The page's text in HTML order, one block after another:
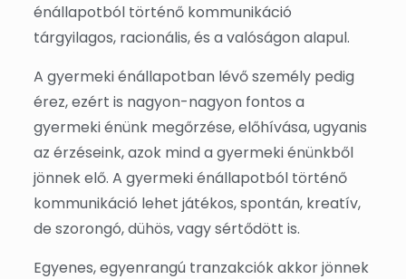
énállapotból történő kommunikáció
tárgyilagos, racionális, és a valóságon alapul.
A gyermeki énállapotban lévő személy pedig
érez, ezért is nagyon-nagyon fontos a
gyermeki énünk megőrzése, előhívása, ugyanis
az érzéseink, azok mind a gyermeki énünkből
jönnek elő. A gyermeki énállapotból történő
kommunikáció lehet játékos, spontán, kreatív,
de szorongó, dühös, vagy sértődött is.
Egyenes, egyenrangú tranzakciók akkor jönnek